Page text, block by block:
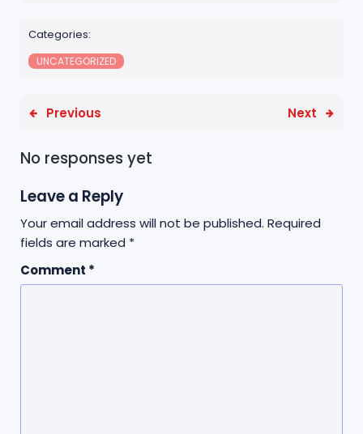
o
o
r
p
Categories:
UNCATEGORIZED
Previous Next
No responses yet
Leave a Reply
Your email address will not be published. Required
fields are marked *
Comment *